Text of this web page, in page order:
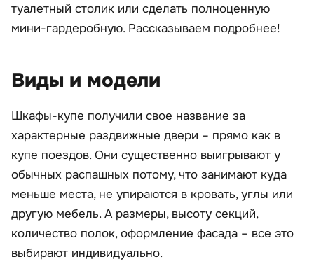
туалетный столик или сделать полноценную
мини-гардеробную. Рассказываем подробнее!
Виды и модели
Шкафы-купе получили свое название за
характерные раздвижные двери – прямо как в
купе поездов. Они существенно выигрывают у
обычных распашных потому, что занимают куда
меньше места, не упираются в кровать, углы или
другую мебель. А размеры, высоту секций,
количество полок, оформление фасада – все это
выбирают индивидуально.